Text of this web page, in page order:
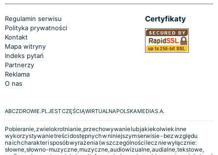
Regulamin serwisu
Polityka prywatności
Kontakt
Mapa witryny
Indeks pytań
Partnerzy
Reklama
O nas
Certyfikaty
ABCZDROWIE.PL JEST CZĘŚCIĄ WIRTUALNA POLSKA MEDIA S.A.
Pobieranie, zwielokrotnianie, przechowywanie lub jakiekolwiek inne
wykorzystywanie treści dostępnych w niniejszym serwisie - bez względu
na ich charakter i sposób wyrażenia (w szczególności lecz nie wyłącznie:
słowne, słowno-muzyczne, muzyczne, audiowizualne, audialne, tekstowe,